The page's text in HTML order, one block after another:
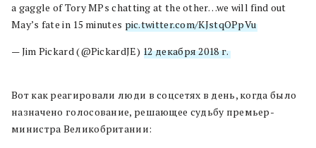
a gaggle of Tory MPs chatting at the other…we will find out
May’s fate in 15 minutes pic.twitter.com/KJstqOPpVu
— Jim Pickard (@PickardJE) 12 декабря 2018 г.
Вот как реагировали люди в соцсетях в день, когда было
назначено голосование, решающее судьбу премьер-
министра Великобритании: